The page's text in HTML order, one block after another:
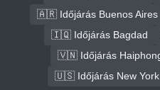
🇦🇷 Időjárás Buenos Aires
🇮🇶 Időjárás Bagdad
🇻🇳 Időjárás
🇺🇸 Időjárás New York